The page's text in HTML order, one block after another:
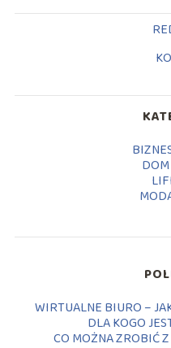
WIRTUALNE BIURO –
DLA KOGO
CO MOŻNA ZROBIĆ